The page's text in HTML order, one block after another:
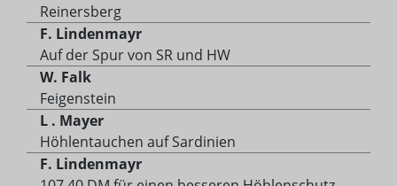
Reinersberg
F. Lindenmayr
Auf der Spur von SR und HW
W. Falk
Feigenstein
L . Mayer
Höhlentauchen auf Sardinien
F. Lindenmayr